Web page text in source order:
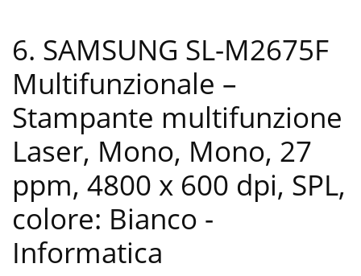
6. SAMSUNG SL-M2675F
Multifunzionale –
Stampante multifunzione
Laser, Mono, Mono, 27
ppm, 4800 x 600 dpi, SPL,
colore: Bianco -
Informatica